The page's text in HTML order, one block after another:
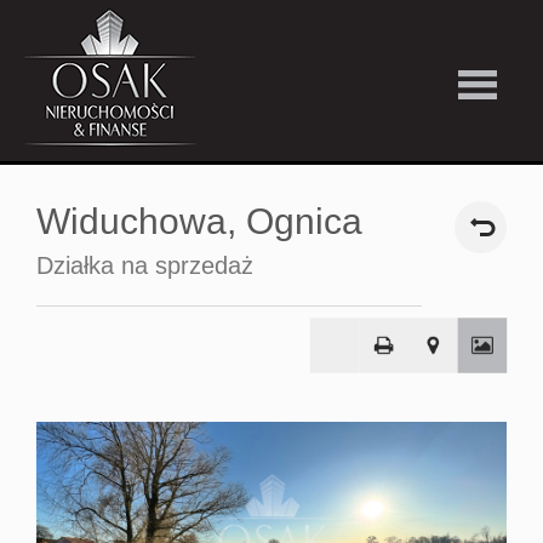
Kup
Strefa
Widuchowa, Ognica
Działka na sprzedaż